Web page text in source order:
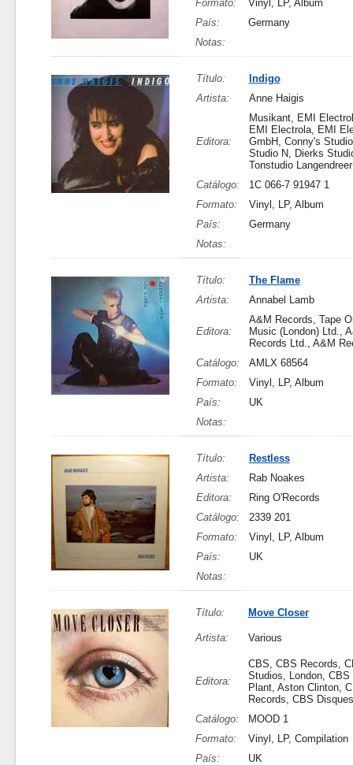
Formato:
Vinyl, LP, Album
País:
Germany
Notas:
Título:
Indigo
Artista:
Anne Haigis
Editora:
Musikant, EMI
EMI Electrola, EMI
GmbH, Conny's
Studio N, Dierks
Tonstudio Langendreer
Catálogo:
1C 066-7 91947 1
Formato:
Vinyl, LP, Album
País:
Germany
Notas:
Título:
The Flame
Artista:
Annabel Lamb
Editora:
A&M Records, Tape
Music (London) Ltd.,
Records Ltd., A&M
Catálogo:
AMLX 68564
Formato:
Vinyl, LP, Album
País:
UK
Notas:
Título:
Restless
Artista:
Rab Noakes
Editora:
Ring O'Records
Catálogo:
2339 201
Formato:
Vinyl, LP, Album
País:
UK
Notas:
Título: Move Closer
Artista: Various
Editora:
CBS, CBS Records,
Studios, London, CBS
Plant, Aston Clinton,
Records, CBS
Catálogo:
MOOD 1
Formato:
Vinyl, LP, Compilation
País:
UK